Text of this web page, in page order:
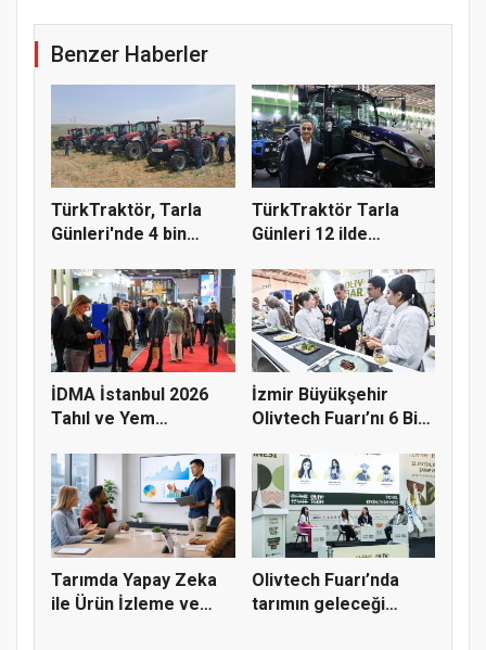
Benzer Haberler
TürkTraktör, Tarla
Günleri'nde 4 bin
TürkTraktör Tarla
Günleri 12 ilde
İDMA İstanbul 2026
Tahıl ve Yem
İzmir Büyükşehir
Olivtech Fuarı’nı 6 Bin
Tarımda Yapay Zeka
ile Ürün İzleme ve
Olivtech Fuarı’nda
tarımın geleceği